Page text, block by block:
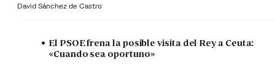
David Sánchez de Castro
El PSOE frena la posible visita del Rey a Ceuta:
«Cuando sea oportuno»